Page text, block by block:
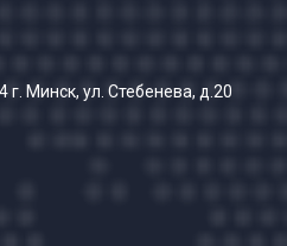
г. Минск, ул. Стебенева, д.20